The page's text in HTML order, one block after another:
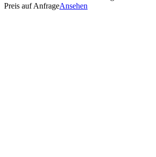
Preis auf AnfrageAnsehen